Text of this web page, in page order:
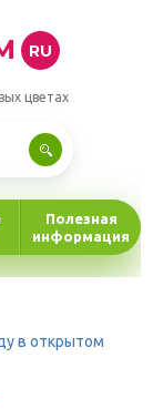
RU
цветах
Полезная
информация
в открытом